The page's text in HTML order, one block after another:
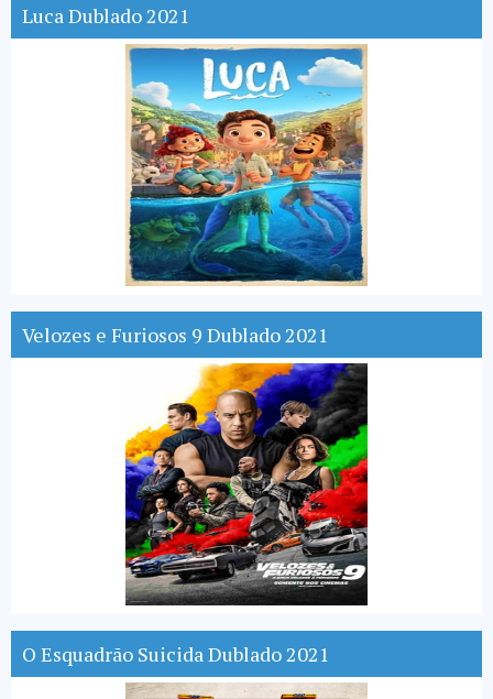
Luca Dublado 2021
Velozes e Furiosos 9 Dublado 2021
O Esquadrão Suicida Dublado 2021